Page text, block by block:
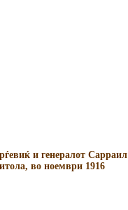
и генералот Сарраил
во ноември 1916